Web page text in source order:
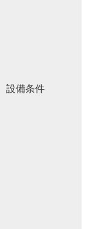
設備条件